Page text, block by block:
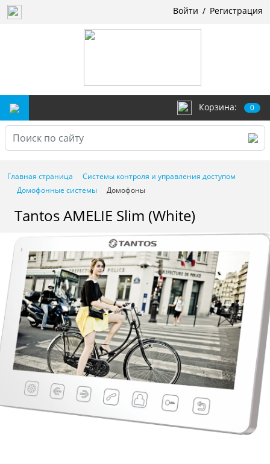
Войти / Регистрация
Корзина: 0
Главная страница
Системы контроля и управления доступом
Домофонные системы
Домофоны
Tantos AMELIE Slim (White)